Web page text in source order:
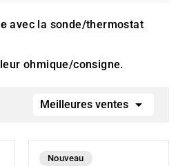
avec la sonde/thermostat
ohmique/consigne.
Meilleures ventes 
Nouveau